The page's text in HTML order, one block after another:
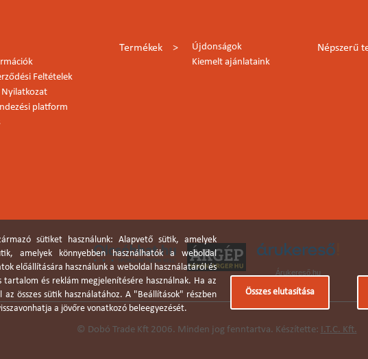
Feltételek
platform
Termékek
Újdonságok
Kiemelt ajánlataink
Népszerű
Árukereső.hu
© Dobó Trade Kft 2006. Minden jog fenntartva. Készítette: I.T.C. Kft.
sütiket használunk: Alapvető sütik, amelyek
amelyek könnyebben használhatók a weboldal
előállítására használunk a weboldal használatáról és
és reklám megjelenítésére használnak. Ha az
összes sütik használatához. A "Beállítások" részben
a jövőre vonatkozó beleegyezését.
Összes elutasítása